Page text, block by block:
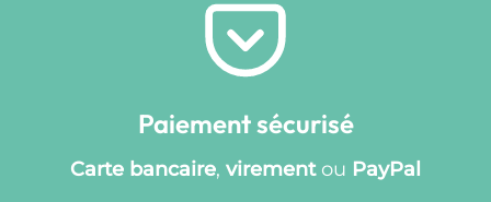
Paiement sécurisé
Carte bancaire, virementou PayPal